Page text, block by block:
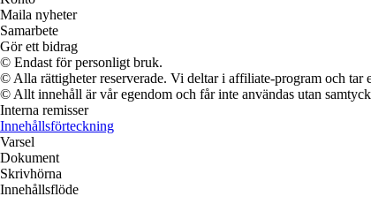
Maila nyheter
Samarbete
Gör ett bidrag
© Endast för personligt bruk.
© Alla rättigheter reserverade. Vi deltar i affiliate-program och tar
© Allt innehåll är vår egendom och får inte användas utan
Interna remisser
Innehållsförteckning
Varsel
Dokument
Skrivhörna
Innehållsflöde